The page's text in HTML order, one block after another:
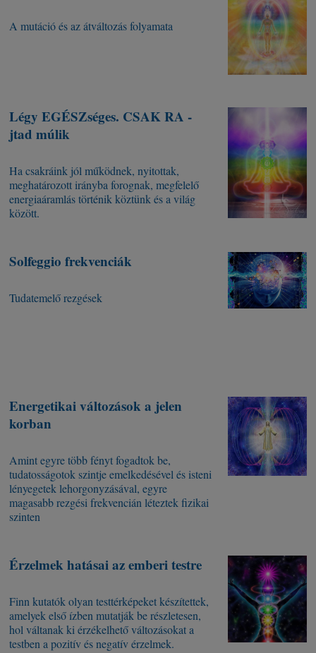
A mutáció és az átváltozás folyamata
Légy EGÉSZséges. CSAK RA -
jtad múlik
Ha csakráink jól működnek, nyitottak,
meghatározott irányba forognak, megfelelő
energiaáramlás történik köztünk és a világ
között.
Solfeggio frekvenciák
Tudatemelő rezgések
Energetikai változások a jelen
korban
Amint egyre több fényt fogadtok be,
tudatosságotok szintje emelkedésével és isteni
lényegetek lehorgonyzásával, egyre
magasabb rezgési frekvencián léteztek fizikai
szinten
Érzelmek hatásai az emberi testre
Finn kutatók olyan testtérképeket készítettek,
amelyek első ízben mutatják be részletesen,
hol váltanak ki érzékelhető változásokat a
testben a pozitív és negatív érzelmek.